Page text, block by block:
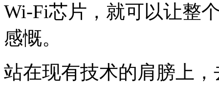
Wi-Fi芯片，就可以让整
感慨。
站在现有技术的肩膀上